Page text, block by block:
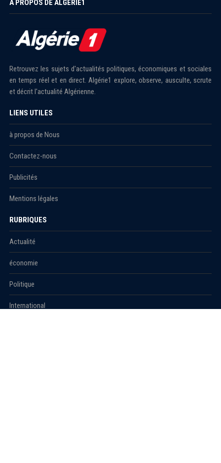
À PROPOS DE ALGÉRIE1
Retrouvez les sujets d'actualités politiques, économiques et sociales
en temps réel et en direct. Algérie1 explore, observe, ausculte, scrute
et décrit l'actualité Algérienne.
LIENS UTILES
à propos de Nous
Contactez-nous
Publicités
Mentions légales
RUBRIQUES
Actualité
économie
Politique
International